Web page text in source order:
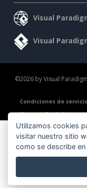
Visual
Visual
©2026 by Visual
Condiciones de
Content Guidelines
Utilizamos cookies
visitar nuestro sitio
como se describe en